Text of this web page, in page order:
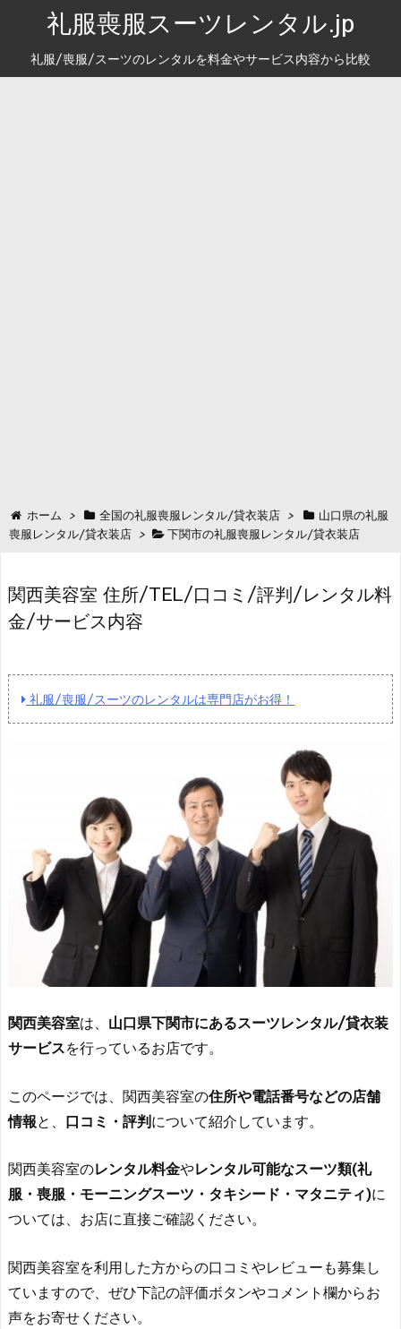
礼服喪服スーツレンタル.jp
礼服/喪服/スーツのレンタルを料金やサービス内容から比較
ホーム > 全国の礼服喪服レンタル/貸衣装店 >
山口県の礼服
喪服レンタル/貸衣装店 > 下関市の礼服喪服レンタル/貸衣装店
関西美容室 住所/TEL/口コミ/評判/レンタル料
金/サービス内容
礼服/喪服/スーツのレンタルは専門店がお得！
関西美容室は、 山口県下関市にあるスーツレンタル/貸衣装
サービスを行っているお店です。
このページでは、関西美容室の住所や電話番号などの店舗
情報と、 口コミ・評判について紹介しています。
関西美容室のレンタル料金やレンタル可能なスーツ類(礼
服・喪服・モーニングスーツ・タキシード・マタニティ)に
ついては、お店に直接ご確認ください。
関西美容室を利用した方からの口コミやレビューも募集し
ていますので、ぜひ下記の評価ボタンやコメント欄からお
声をお寄せください。